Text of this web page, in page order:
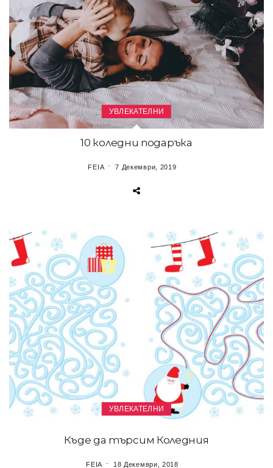
УВЛЕКАТЕЛНИ
10 коледни подаръка
FEIA 7 Декември, 2019
УВЛЕКАТЕЛНИ
Къде да търсим Коледния
FEIA 18 Декември, 2018